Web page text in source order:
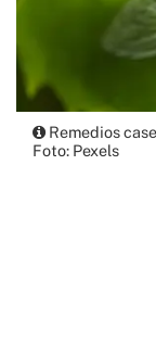
Remedios
Foto: Pexels